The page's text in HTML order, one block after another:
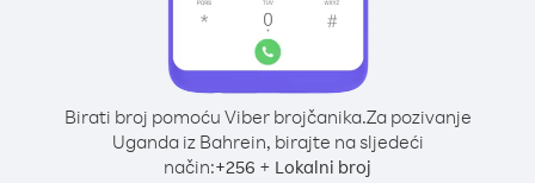
Birati broj pomoću Viber brojčanika.Za pozivanje
Uganda iz Bahrein, birajte na sljedeći
način:+256 + Lokalni broj